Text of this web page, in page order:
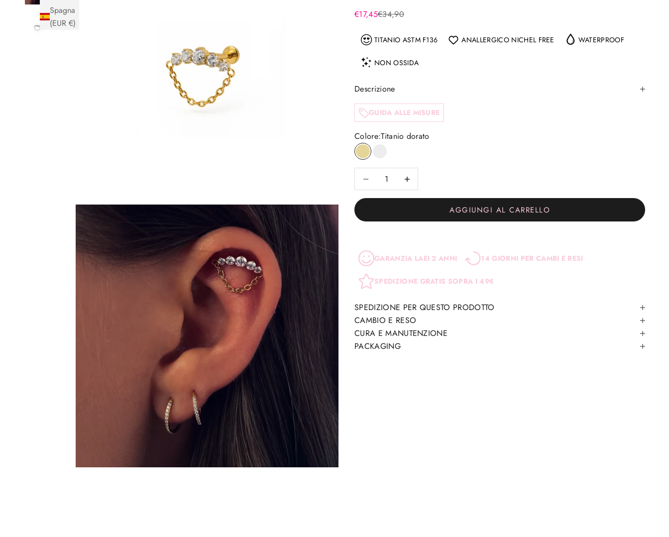
Spagna
(EUR €)
Prezzo scontato
€17,45Prezzo
€34,90
TITANIO ASTM F136 ANALLERGICO NICHEL FREE WATERPROOF
NON OSSIDA
Descrizione
GUIDA ALLE MISURE
Colore:Titanio dorato
Titanio dorato
Diminuisci quantitàDiminuisci quantità
AGGIUNGI AL CARRELLO
GARANZIA LAEI 2 ANNI 14 GIORNI PER CAMBI E RESI
SPEDIZIONE GRATIS SOPRA I 49€
SPEDIZIONE PER QUESTO PRODOTTO
CAMBIO E RESO
CURA E MANUTENZIONE
PACKAGING